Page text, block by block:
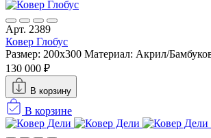
Арт. 2389
Ковер Глобус
Размер: 200x300 Материал: Акрил/
130 000 ₽
В корзину
В корзине